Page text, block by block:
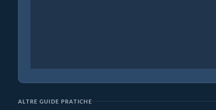
ALTRE GUIDE PRATICHE